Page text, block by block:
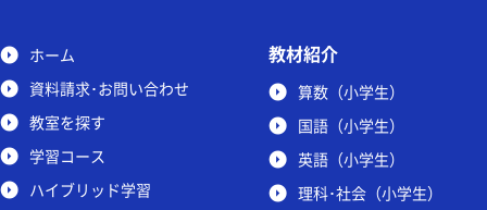
ホーム
資料請求･お問い合わせ
教室を探す
学習コース
ハイブリッド学習
教材紹介
算数（小学生）
国語（小学生）
英語（小学生）
理科･社会（小学生）